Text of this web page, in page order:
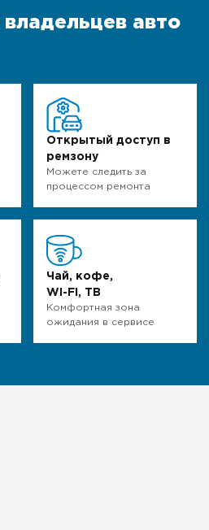
Открытый доступ в
ремзону
Можете следить за
процессом ремонта
Чай, кофе,
WI-FI, ТВ
Комфортная зона
ожидания в сервисе